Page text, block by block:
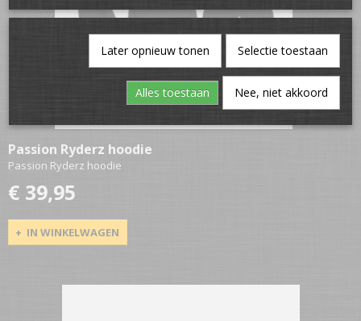
Passion Ryderz hoodie
Passion Ryderz hoodie
€ 39,95
IN WINKELWAGEN
Later opnieuw tonen Selectie toestaan
Alles toestaan Nee, niet akkoord